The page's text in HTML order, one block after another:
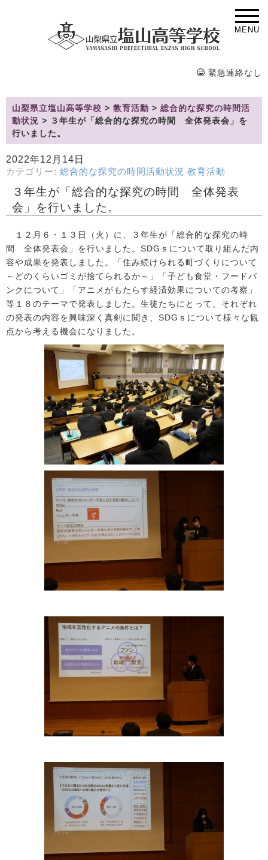
MENU
緊急連絡なし
山梨県立塩山高等学校 > 教育活動 > 総合的な探究の時間活
動状況 > ３年生が「総合的な探究の時間 全体発表会」を
行いました。
2022年12月14日
カテゴリー: 総合的な探究の時間活動状況 教育活動
３年生が「総合的な探究の時間 全体発表
会」を行いました。
１２月６・１３日（火）に、３年生が「総合的な探究の時
間 全体発表会」を行いました。SDGｓについて取り組んだ内
容や成果を発表しました。「住み続けられる町づくりについて
～どのくらいゴミが捨てられるか～」「子ども食堂・フードバ
ンクについて」「アニメがもたらす経済効果についての考察」
等１８のテーマで発表しました。生徒たちにとって、それぞれ
の発表の内容を興味深く真剣に聞き、SDGｓについて様々な観
点から考える機会になりました。